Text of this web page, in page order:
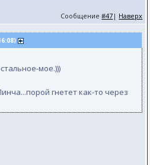
Сообщение#47 | Наверх
мое.)))
гнетет как-то через